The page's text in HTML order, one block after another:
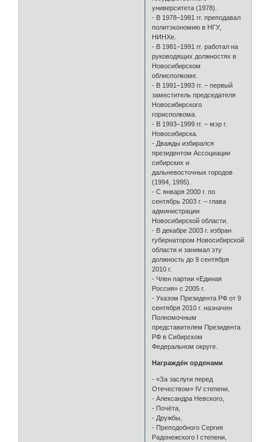
университета (1978).
- В 1978–1981 гг. преподавал
политэкономию в НГУ,
НИНХе.
- В 1981–1991 гг. работал на
руководящих должностях в
Новосибирском
облисполкоме.
- В 1991–1993 гг. – первый
заместитель председателя
Новосибирского
горисполкома.
- В 1993–1999 гг. – мэр г.
Новосибирска.
- Дважды избирался
президентом Ассоциации
сибирских и
дальневосточных городов
(1994, 1995).
- С января 2000 г. по
сентябрь 2003 г. – глава
администрации
Новосибирской области.
- В декабре 2003 г. избран
губернатором Новосибирской
области и занимал эту
должность до 9 сентября
2010 г.
- Член партии «Единая
Россия» с 2005 г.
- Указом Президента РФ от 9
сентября 2010 г. назначен
Полномочным
представителем Президента
РФ в Сибирском
Федеральном округе.
Награждён орденами
- «За заслуги перед
Отечеством» IV степени,
- Александра Невского,
- Почёта,
- Дружбы,
- Преподобного Сергия
Радонежского I степени,